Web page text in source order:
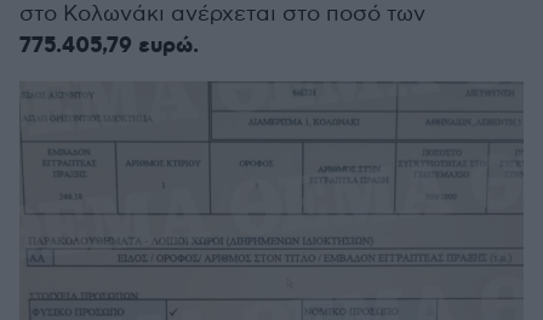
στο Κολωνάκι ανέρχεται στο ποσό των
775.405,79 ευρώ.